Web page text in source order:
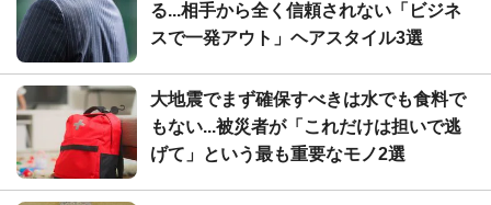
る...相手から全く信頼されない「ビジネ
スで一発アウト」ヘアスタイル3選
大地震でまず確保すべきは水でも食料で
もない...被災者が「これだけは担いで逃
げて」という最も重要なモノ2選